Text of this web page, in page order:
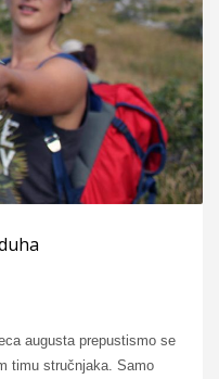
augusta prepustismo se
timu stručnjaka. Samo